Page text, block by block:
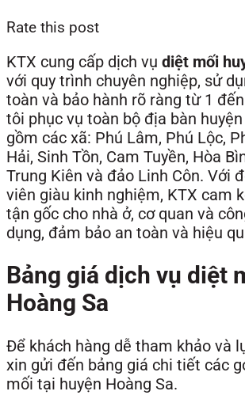
Rate this post
KTX cung cấp dịch vụ diệt mối
với quy trình chuyên nghiệp, sử
toàn và bảo hành rõ ràng từ 1
tôi phục vụ toàn bộ địa bàn
gồm các xã: Phú Lâm, Phú Lộc,
Hải, Sinh Tồn, Cam Tuyền, Hòa
Trung Kiên và đảo Linh Côn. Với
viên giàu kinh nghiệm, KTX cam
tận gốc cho nhà ở, cơ quan và
dụng, đảm bảo an toàn và hiệu
Bảng giá dịch vụ diệt
Hoàng Sa
Để khách hàng dễ tham khảo và
xin gửi đến bảng giá chi tiết các
mối tại huyện Hoàng Sa.